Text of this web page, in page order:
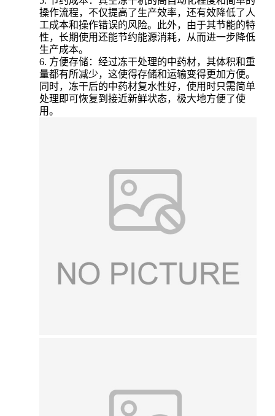
操作流程，不仅提高了生产效率，还有效降低了人
工成本和操作错误的风险。此外，由于其节能的特
性，长期使用还能节约能源消耗，从而进一步降低
生产成本。
6. 方便存储：经过冻干处理的中药材，其体积和重
量都有所减少，这使得存储和运输变得更加方便。
同时，冻干后的中药材复水性好，使用时只需简单
处理即可恢复到接近新鲜状态，极大地方便了使
用。